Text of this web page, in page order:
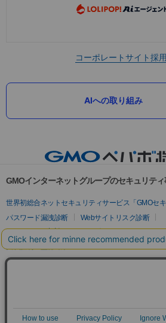
コーポレートサイト採
AIへの取り組み
GMOインターネットグループのセキュリテ
世界初総合ネットセキュリティサービス「GMOセキ
パスワード漏洩診断
Webサイトリスク診断
セキュリティ相談AIチャットボット
実在証明・盗聴対策
サイバー攻撃対策（GMOサイバーセキュリティ by